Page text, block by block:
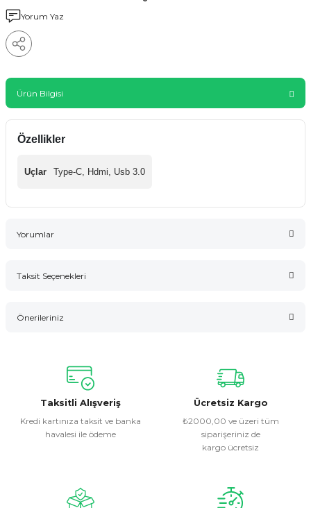
Yorum Yaz
Ürün Bilgisi
Özellikler
Uçlar Type-C, Hdmi, Usb 3.0
Yorumlar
Taksit Seçenekleri
Önerileriniz
konularda yetersiz gördüğünüz noktaları öneri formunu
kullanarak tarafımıza iletebilirsiniz.
Görüş ve önerileriniz için teşekkür ederiz.
Ürün resmi kalitesiz, bozuk veya görüntülenemiyor.
Ürün fiyatı diğer sitelerden daha pahalı.
Taksitli Alışveriş
Kredi kartınıza taksit ve banka
havalesi ile ödeme
Ücretsiz Kargo
₺2000,00 ve üzeri tüm
siparişeriniz de
kargo ücretsiz